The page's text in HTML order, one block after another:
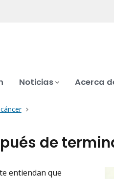
Noticias Acerca
de
entiendan que